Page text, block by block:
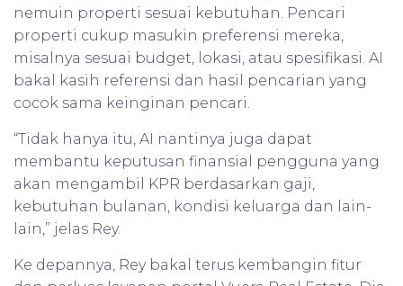
nemuin properti sesuai kebutuhan. Pencari
properti cukup masukin preferensi mereka,
misalnya sesuai budget, lokasi, atau spesifikasi. AI
bakal kasih referensi dan hasil pencarian yang
cocok sama keinginan pencari.
“Tidak hanya itu, AI nantinya juga dapat
membantu keputusan finansial pengguna yang
akan mengambil KPR berdasarkan gaji,
kebutuhan bulanan, kondisi keluarga dan lain-
lain,” jelas Rey.
Ke depannya, Rey bakal terus kembangin fitur